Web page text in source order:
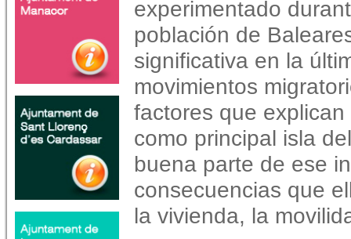
experimentado
población de
significativa en la
movimientos
factores que
como principal isla
buena parte de ese
consecuencias que
la vivienda, la